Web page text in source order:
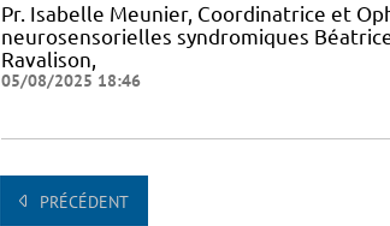
Pr. Isabelle Meunier, Coordinatrice et
neurosensorielles syndromiques
Ravalison,
05/08/2025 18:46
PRÉCÉDENT